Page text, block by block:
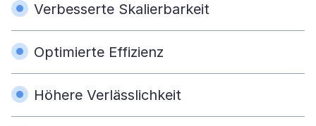
Verbesserte Skalierbarkeit
Optimierte Effizienz
Höhere Verlässlichkeit